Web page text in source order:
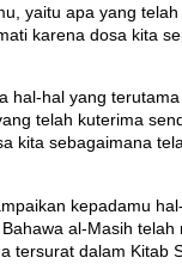
yaitu apa yang telah
karena dosa kita
hal-hal yang
telah kuterima
kita sebagaimana
kepadamu
al-Masih telah
tersurat dalam Kitab